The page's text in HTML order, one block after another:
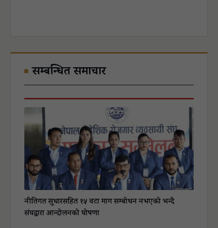
सम्बन्धित समाचार
नीतिगत सुधारसहित १५ वटा माग सम्बोधन नभएको भन्दै
संघद्वारा आन्दोलनको घोषणा